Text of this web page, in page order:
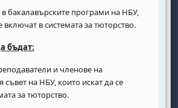
в бакалавърските програми на НБУ,
включат в системата за тюторство.
бъдат:
и членове на
съвет на НБУ, които искат да се
за тюторство.